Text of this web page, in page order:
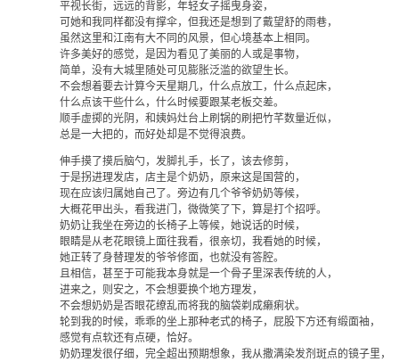
平视长街，远远的背影，年轻女子摇曳身姿，
可她和我同样都没有撑伞，但我还是想到了戴望舒的雨巷，
虽然这里和江南有大不同的风景，但心境基本上相同。
许多美好的感觉，是因为看见了美丽的人或是事物，
简单，没有大城里随处可见膨胀泛滥的欲望生长。
不会想着要去计算今天星期几，什么点放工，什么点起床，
什么点该干些什么，什么时候要跟某老板交差。
顺手虚掷的光阴，和姨妈灶台上刷锅的刷把竹芊数量近似，
总是一大把的，而好处却是不觉得浪费。
伸手摸了摸后脑勺，发脚扎手，长了，该去修剪，
于是拐进理发店，店主是个奶奶，原来这是国营的，
现在应该归属她自己了。旁边有几个爷爷奶奶等候，
大概花甲出头，看我进门，微微笑了下，算是打个招呼。
奶奶让我坐在旁边的长椅子上等候，她说话的时候，
眼睛是从老花眼镜上面往我看，很亲切，我看她的时候，
她正转了身替理发的爷爷修面，也就没有答腔。
且相信，甚至于可能我本身就是一个骨子里深表传统的人，
进来之，则安之，不会想要换个地方理发，
不会想奶奶是否眼花缭乱而将我的脑袋剃成癞痢状。
轮到我的时候，乖乖的坐上那种老式的椅子，屁股下方还有缎面袖，
感觉有点软还有点硬，恰好。
奶奶理发很仔细，完全超出预期想象，我从撒满染发剂斑点的镜子里，